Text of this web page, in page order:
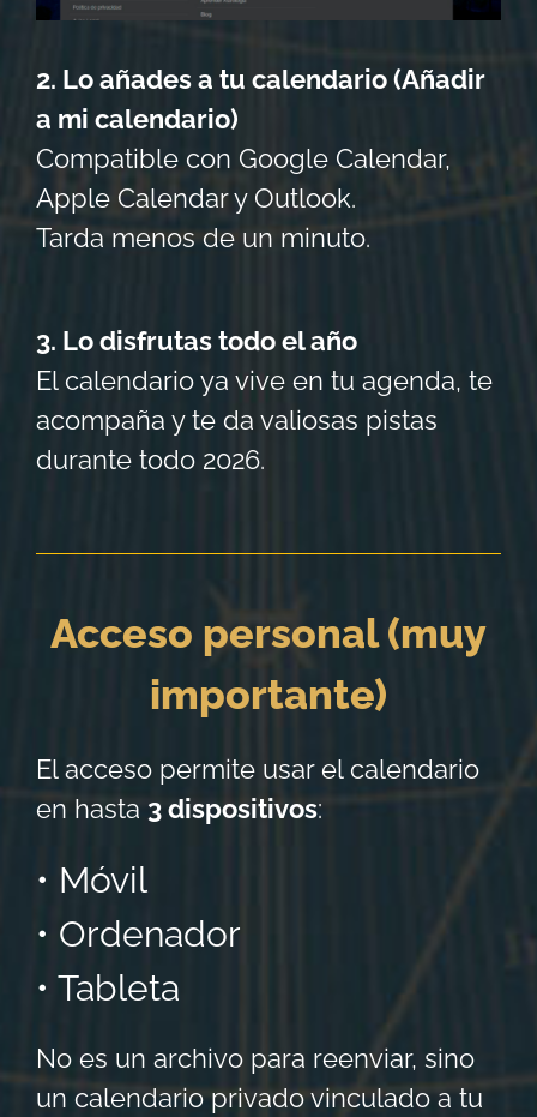
2. Lo añades a tu calendario (Añadir
a mi calendario)
Compatible con Google Calendar,
Apple Calendar y Outlook.
Tarda menos de un minuto.
3. Lo disfrutas todo el año
El calendario ya vive en tu agenda, te
acompaña y te da valiosas pistas
durante todo 2026.
Acceso personal (muy
importante)
El acceso permite usar el calendario
en hasta 3 dispositivos:
• Móvil
• Ordenador
• Tableta
No es un archivo para reenviar, sino
un calendario privado vinculado a tu